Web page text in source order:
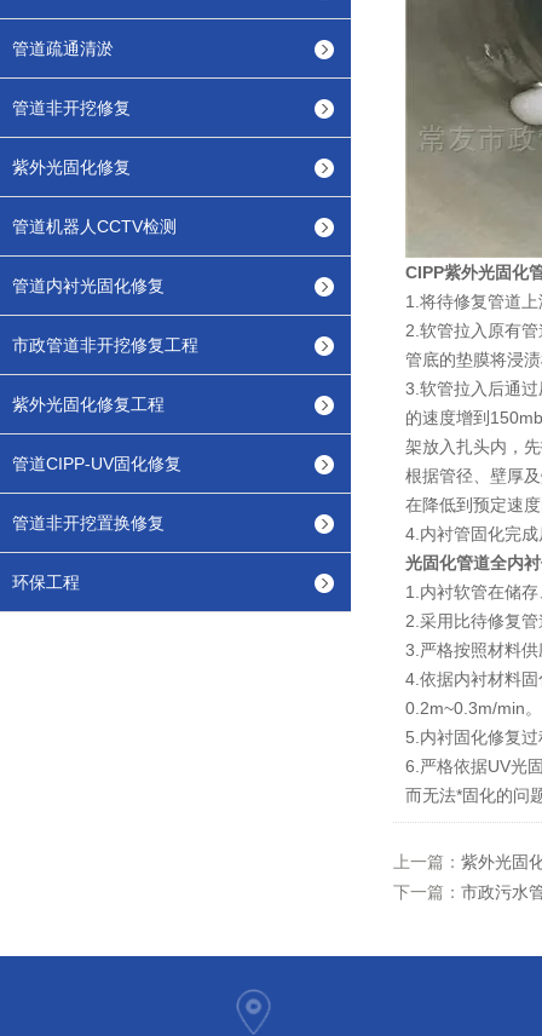
管道疏通清淤
管道非开挖修复
紫外光固化修复
管道机器人CCTV检测
管道内衬光固化修复
市政管道非开挖修复工程
紫外光固化修复工程
管道CIPP-UV固化修复
管道非开挖置换修复
环保工程
CIPP紫外光固化
1.将待修复管道
2.软管拉入原有
管底的垫膜将浸
3.软管拉入后通
的速度增到
架放入扎头内，
根据管径、壁厚
在降低到预定速
4.内衬管固化完
光固化管道全内
1.内衬软管在储
2.采用比待修复
3.严格按照材料
4.依据内衬材料
0.2m~0.3m/min
5.内衬固化修复
6.严格依据UV光
而无法*固化的问
上一篇： 紫外光固
下一篇： 市政污水